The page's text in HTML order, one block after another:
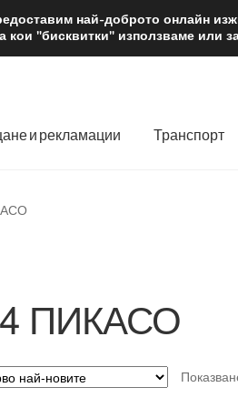
лв.
и рекламации Транспорт
ПИКАСО
най-доброто онлайн
"бисквитки" използваме или